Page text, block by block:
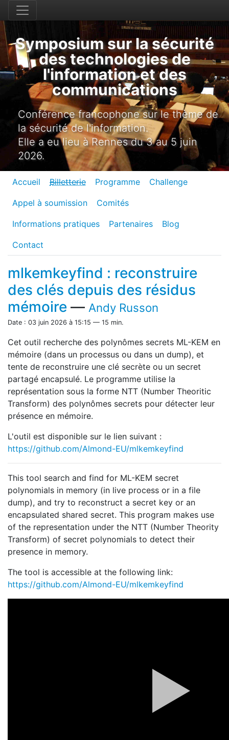
Symposium sur la sécurité
des technologies de
l'information et des
communications
Conférence francophone sur le thème de
la sécurité de l'information.
Elle a eu lieu à Rennes du 3 au 5 juin
2026.
Accueil Billetterie Programme Challenge
Appel à soumission Comités
Informations pratiques Partenaires Blog
Contact
mlkemkeyfind : reconstruire
des clés depuis des résidus
mémoire — Andy Russon
Date : 03 juin 2026 à 15:15 — 15 min.
Cet outil recherche des polynômes secrets ML-KEM en
mémoire (dans un processus ou dans un dump), et
tente de reconstruire une clé secrète ou un secret
partagé encapsulé. Le programme utilise la
représentation sous la forme NTT (Number Theoritic
Transform) des polynômes secrets pour détecter leur
présence en mémoire.
L'outil est disponible sur le lien suivant :
https://github.com/Almond-EU/mlkemkeyfind
This tool search and find for ML-KEM secret
polynomials in memory (in live process or in a file
dump), and try to reconstruct a secret key or an
encapsulated shared secret. This program makes use
of the representation under the NTT (Number Theority
Transform) of secret polynomials to detect their
presence in memory.
The tool is accessible at the following link:
https://github.com/Almond-EU/mlkemkeyfind